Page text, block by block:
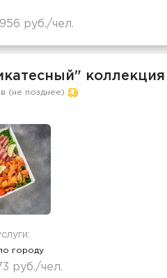
956 руб./чел.
(не позднее)
городу
руб./чел.